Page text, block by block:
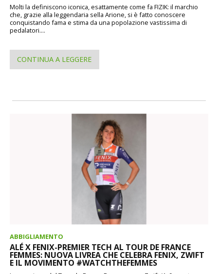
Molti la definiscono iconica, esattamente come fa FIZIK: il marchio
che, grazie alla leggendaria sella Arione, si è fatto conoscere
conquistando fama e stima da una popolazione vastissima di
pedalatori....
CONTINUA A LEGGERE
ABBIGLIAMENTO
ALÉ X FENIX-PREMIER TECH AL TOUR DE FRANCE
FEMMES: NUOVA LIVREA CHE CELEBRA FENIX, ZWIFT
E IL MOVIMENTO #WATCHTHEFEMMES